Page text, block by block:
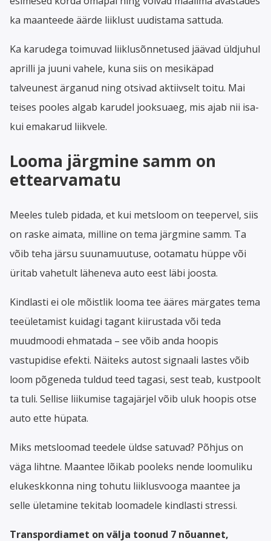
ka maanteede äärde liiklust uudistama sattuda.
Ka karudega toimuvad liiklusõnnetused jäävad üldjuhul
aprilli ja juuni vahele, kuna siis on mesikäpad
talveunest ärganud ning otsivad aktiivselt toitu. Mai
teises pooles algab karudel jooksuaeg, mis ajab nii isa-
kui emakarud liikvele.
Looma järgmine samm on
ettearvamatu
Meeles tuleb pidada, et kui metsloom on teepervel, siis
on raske aimata, milline on tema järgmine samm. Ta
võib teha järsu suunamuutuse, ootamatu hüppe või
üritab vahetult läheneva auto eest läbi joosta.
Kindlasti ei ole mõistlik looma tee ääres märgates tema
teeületamist kuidagi tagant kiirustada või teda
muudmoodi ehmatada – see võib anda hoopis
vastupidise efekti. Näiteks autost signaali lastes võib
loom põgeneda tuldud teed tagasi, sest teab, kustpoolt
ta tuli. Sellise liikumise tagajärjel võib uluk hoopis otse
auto ette hüpata.
Miks metsloomad teedele üldse satuvad? Põhjus on
väga lihtne. Maantee lõikab pooleks nende loomuliku
elukeskkonna ning tohutu liiklusvooga maantee ja
selle ületamine tekitab loomadele kindlasti stressi.
Transpordiamet on välja toonud 7 nõuannet,